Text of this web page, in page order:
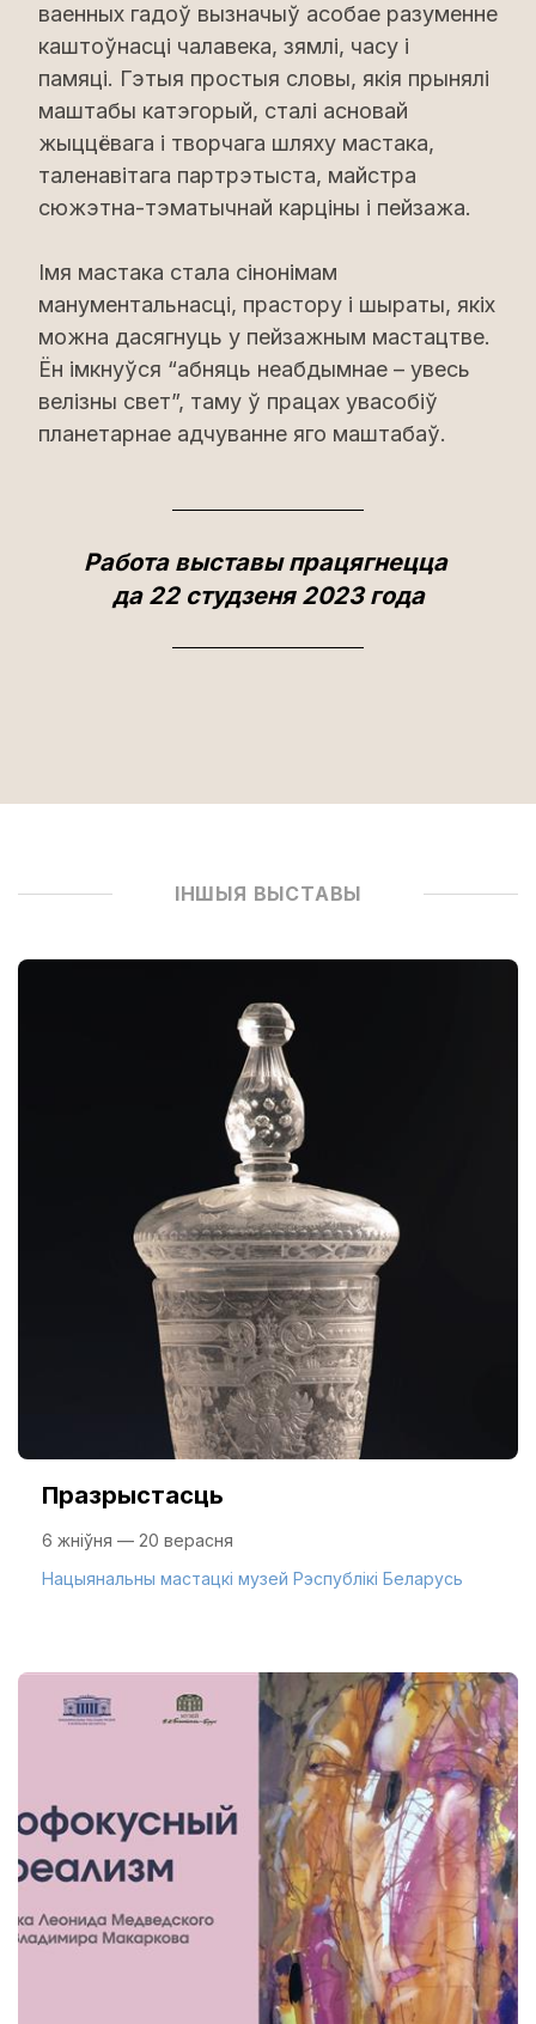
ваенных гадоў вызначыў асобае разуменне
каштоўнасці чалавека, зямлі, часу і
памяці. Гэтыя простыя словы, якія прынялі
маштабы катэгорый, сталі асновай
жыццёвага і творчага шляху мастака,
таленавітага партрэтыста, майстра
сюжэтна-тэматычнай карціны і пейзажа.
Імя мастака стала сінонімам
манументальнасці, прастору і шыраты, якіх
можна дасягнуць у пейзажным мастацтве.
Ён імкнуўся “абняць неабдымнае – увесь
велізны свет”, таму ў працах увасобіў
планетарнае адчуванне яго маштабаў.
Работа выставы працягнецца
да 22 студзеня 2023 года
ІНШЫЯ ВЫСТАВЫ
Празрыстасць
6 жніўня — 20 верасня
Нацыянальны мастацкі музей Рэспублікі Беларусь